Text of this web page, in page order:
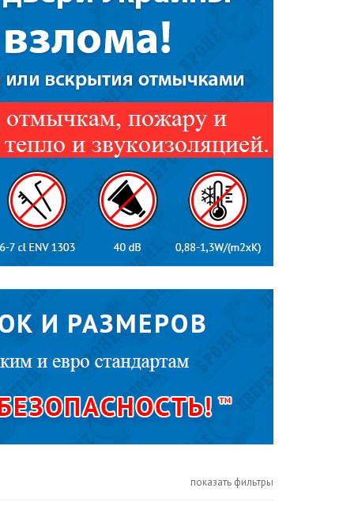
показать фильтры